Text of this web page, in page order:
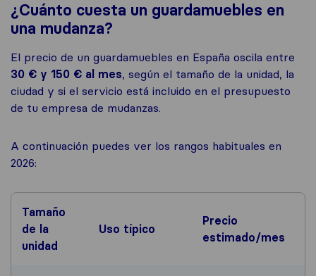
¿Cuánto cuesta un guardamuebles en
una mudanza?
El precio de un guardamuebles en España oscila entre
30 € y 150 € al mes, según el tamaño de la unidad, la
ciudad y si el servicio está incluido en el presupuesto
de tu empresa de mudanzas.
A continuación puedes ver los rangos habituales en
2026:
Tamaño
de la
unidad
Uso típico
Precio
estimado/mes